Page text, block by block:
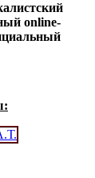
online-